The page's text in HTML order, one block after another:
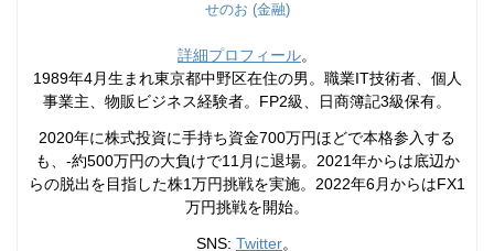
せのお (金融)
詳細プロフィール。
1989年4月生まれ東京都中野区在住の男。職業IT技術者、個人
事業主、物販ビジネス経験者。FP2級、日商簿記3級保有。
2020年に株式投資に手持ち資金700万円ほどで本格参入する
も、-約500万円の大負けで11月に退場。2021年からは底辺か
らの脱出を目指した株1万円挑戦を実施。2022年6月からはFX1
万円挑戦を開始。
SNS: Twitter。